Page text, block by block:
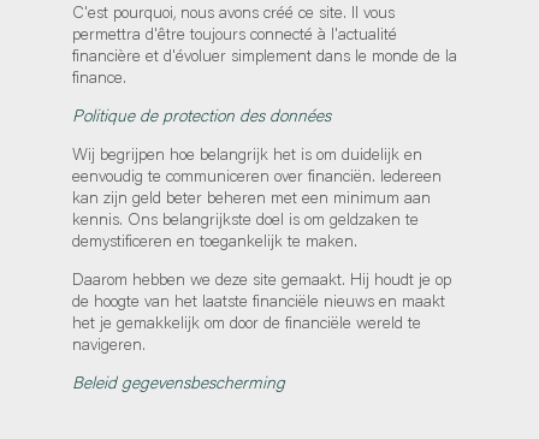
C'est pourquoi, nous avons créé ce site. Il vous
permettra d'être toujours connecté à l'actualité
financière et d'évoluer simplement dans le monde de la
finance.
Politique de protection des données
Wij begrijpen hoe belangrijk het is om duidelijk en
eenvoudig te communiceren over financiën. Iedereen
kan zijn geld beter beheren met een minimum aan
kennis. Ons belangrijkste doel is om geldzaken te
demystificeren en toegankelijk te maken.
Daarom hebben we deze site gemaakt. Hij houdt je op
de hoogte van het laatste financiële nieuws en maakt
het je gemakkelijk om door de financiële wereld te
navigeren.
Beleid gegevensbescherming